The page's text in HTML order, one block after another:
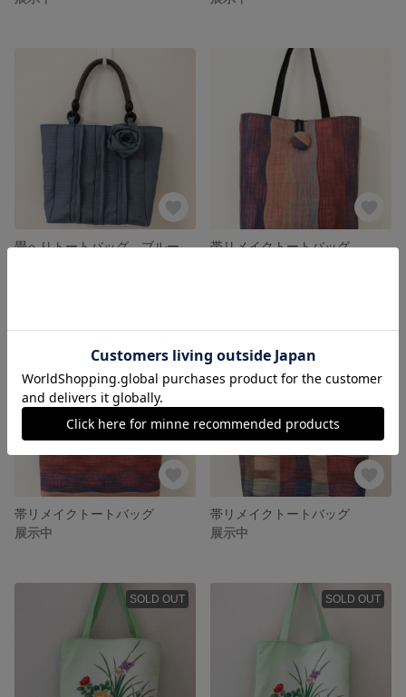
畳へりトートバッグ ブルー ばらのコサージュ
帯リメイクトートバッグ
帯リメイクトートバッグ
展示中
帯リメイクトートバッグ
展示中
SOLD OUT SOLD OUT